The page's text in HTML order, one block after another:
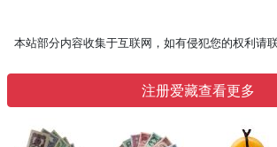
本站部分内容收集于互联网，如有侵犯您的权利请
注册爱藏查看更多